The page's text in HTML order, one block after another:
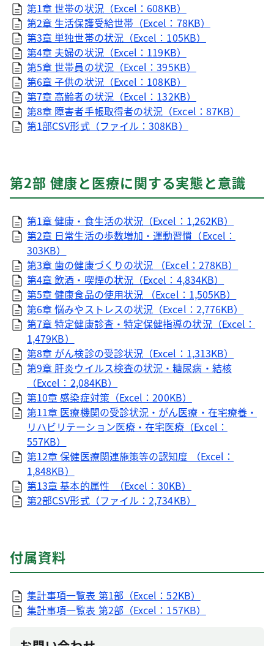
第1章 世帯の状況（Excel：608KB）
第2章 生活保護受給世帯（Excel：78KB）
第3章 単独世帯の状況（Excel：105KB）
第4章 夫婦の状況（Excel：119KB）
第5章 世帯員の状況（Excel：395KB）
第6章 子供の状況（Excel：108KB）
第7章 高齢者の状況（Excel：132KB）
第8章 障害者手帳取得者の状況（Excel：87KB）
第1部CSV形式（ファイル：308KB）
第2部 健康と医療に関する実態と意識
第1章 健康・食生活の状況（Excel：1,262KB）
第2章 日常生活の歩数増加・運動習慣（Excel：
303KB）
第3章 歯の健康づくりの状況 （Excel：278KB）
第4章 飲酒・喫煙の状況（Excel：4,834KB）
第5章 健康食品の使用状況 （Excel：1,505KB）
第6章 悩みやストレスの状況（Excel：2,776KB）
第7章 特定健康診査・特定保健指導の状況（Excel：
1,479KB）
第8章 がん検診の受診状況（Excel：1,313KB）
第9章 肝炎ウイルス検査の状況・糖尿病・結核
（Excel：2,084KB）
第10章 感染症対策（Excel：200KB）
第11章 医療機関の受診状況・がん医療・在宅療養・
リハビリテーション医療・在宅医療（Excel：
557KB）
第12章 保健医療関連施策等の認知度 （Excel：
1,848KB）
第13章 基本的属性 （Excel：30KB）
第2部CSV形式（ファイル：2,734KB）
付属資料
集計事項一覧表 第1部（Excel：52KB）
集計事項一覧表 第2部（Excel：157KB）